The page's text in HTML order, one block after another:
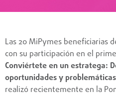
Las 20 MiPymes beneficiarias
con su participación en el
Conviértete en un estratega:
oportunidades y
realizó recientemente en la